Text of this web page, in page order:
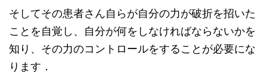
そしてその患者さん自らが自分の力が破折を招いた
ことを自覚し、自分が何をしなければならないかを
知り、その力のコントロールをすることが必要にな
ります．